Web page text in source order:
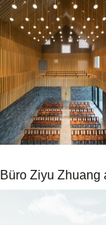
Büro Ziyu Zhuang